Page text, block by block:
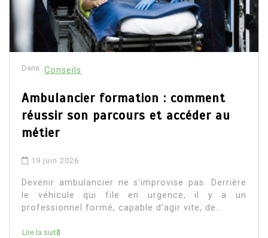
Dans Conseils
Ambulancier formation : comment
réussir son parcours et accéder au
métier
19 juin 2026
Devenir ambulancier ne s’improvise pas. Derrière
le véhicule qui file en urgence, il y a un
professionnel formé, capable d’agir vite, de...
Lire la suite